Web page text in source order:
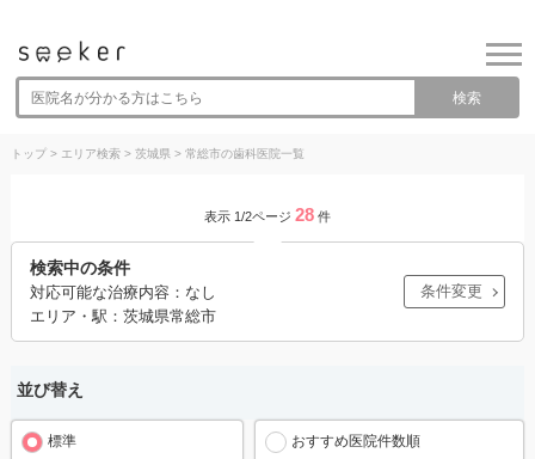
検索
トップ> エリア検索> 茨城県 > 常総市の歯科医院一覧
表示 1/2ページ 28 件
検索中の条件
対応可能な治療内容：なし
エリア・駅：茨城県常総市
条件変更
並び替え
標準 おすすめ医院件数順